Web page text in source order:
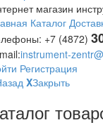
магазин
Каталог
+7 (4872)
instrument-
Регистрация
XЗакрыть